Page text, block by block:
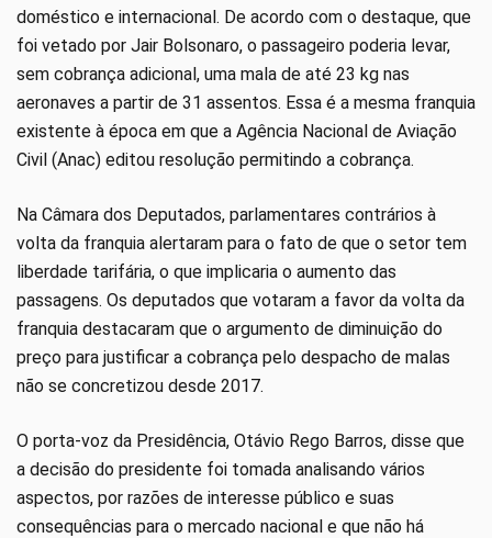
doméstico e internacional. De acordo com o destaque, que
foi vetado por Jair Bolsonaro, o passageiro poderia levar,
sem cobrança adicional, uma mala de até 23 kg nas
aeronaves a partir de 31 assentos. Essa é a mesma franquia
existente à época em que a Agência Nacional de Aviação
Civil (Anac) editou resolução permitindo a cobrança.
Na Câmara dos Deputados, parlamentares contrários à
volta da franquia alertaram para o fato de que o setor tem
liberdade tarifária, o que implicaria o aumento das
passagens. Os deputados que votaram a favor da volta da
franquia destacaram que o argumento de diminuição do
preço para justificar a cobrança pelo despacho de malas
não se concretizou desde 2017.
O porta-voz da Presidência, Otávio Rego Barros, disse que
a decisão do presidente foi tomada analisando vários
aspectos, por razões de interesse público e suas
consequências para o mercado nacional e que não há